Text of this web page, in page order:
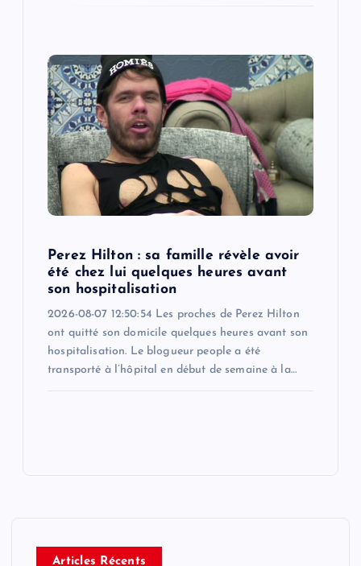
Perez Hilton : sa famille révèle avoir
été chez lui quelques heures avant
son hospitalisation
2026-08-07 12:50:54 Les proches de Perez Hilton
ont quitté son domicile quelques heures avant son
hospitalisation. Le blogueur people a été
transporté à l’hôpital en début de semaine à la…
Articles Récents